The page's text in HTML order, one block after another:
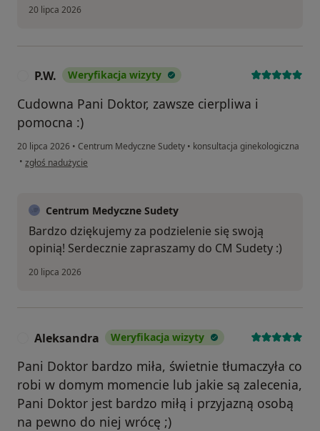
20 lipca 2026
P.W. Weryfikacja wizyty
Cudowna Pani Doktor, zawsze cierpliwa i
pomocna :)
20 lipca 2026 • Centrum Medyczne Sudety • konsultacja ginekologiczna
• w opinii użytkownika P.W.
zgłoś nadużycie
Centrum Medyczne Sudety
Bardzo dziękujemy za podzielenie się swoją
opinią! Serdecznie zapraszamy do CM Sudety :)
20 lipca 2026
Aleksandra Weryfikacja wizyty
Pani Doktor bardzo miła, świetnie tłumaczyła co
robi w domym momencie lub jakie są zalecenia,
Pani Doktor jest bardzo miłą i przyjazną osobą
na pewno do niej wrócę ;)